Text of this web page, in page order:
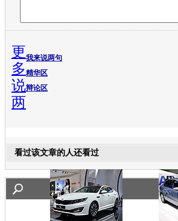
我来说两句
精华区
辩论区
更
多
说
两
看过该文章的人还看过